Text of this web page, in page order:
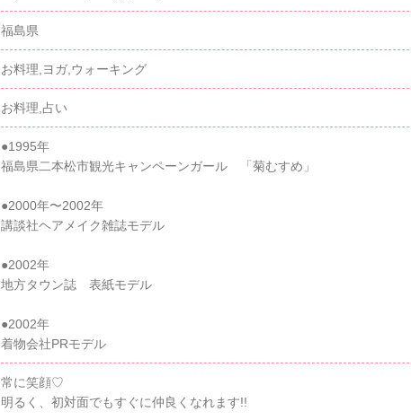
福島県
お料理,ヨガ,ウォーキング
お料理,占い
●1995年
福島県二本松市観光キャンペーンガール 「菊むすめ」
●2000年〜2002年
講談社ヘアメイク雑誌モデル
●2002年
地方タウン誌 表紙モデル
●2002年
着物会社PRモデル
常に笑顔♡
明るく、初対面でもすぐに仲良くなれます!!